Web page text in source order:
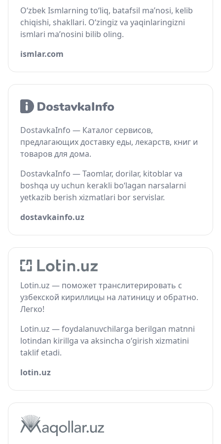
O‘zbek Ismlarning to‘liq, batafsil ma’nosi, kelib
chiqishi, shakllari. O‘zingiz va yaqinlaringizni
ismlari ma’nosini bilib oling.
ismlar.com
DostavkaInfo — Каталог сервисов,
предлагающих доставку еды, лекарств, книг и
товаров для дома.
DostavkaInfo — Taomlar, dorilar, kitoblar va
boshqa uy uchun kerakli bo‘lagan narsalarni
yetkazib berish xizmatlari bor servislar.
dostavkainfo.uz
Lotin.uz — поможет транслитерировать с
узбекской кириллицы на латиницу и обратно.
Легко!
Lotin.uz — foydalanuvchilarga berilgan matnni
lotindan kirillga va aksincha o‘girish xizmatini
taklif etadi.
lotin.uz